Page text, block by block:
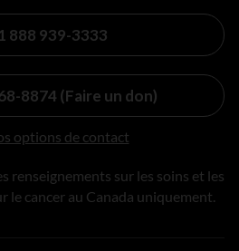
1 888 939-3333
8874 (Faire un don)
options de contact
renseignements sur les soins et les
le cancer au Canada uniquement.